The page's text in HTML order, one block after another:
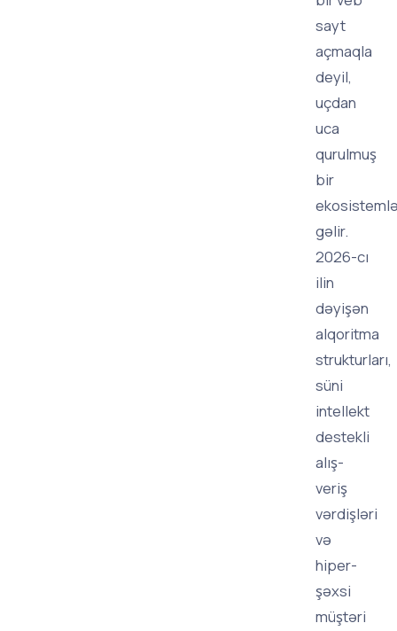
sayt
açmaqla
deyil,
uçdan
uca
qurulmuş
bir
gəlir.
2026-cı
ilin
dəyişən
alqoritma
strukturları,
süni
intellekt
destekli
alış-
veriş
vərdişləri
və
hiper-
şəxsi
müştəri